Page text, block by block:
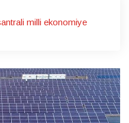
milli ekonomiye